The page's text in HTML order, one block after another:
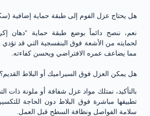
هل يحتاج عزل الفوم إلى طبقة حماية إضافية
نعم، ننصح دائماً بوضع طبقة حماية “دهان
لحمايته من الأشعة فوق البنفسجية التي قد تؤدي
مما يضاعف عمره الافتراضي ويحسن كفاءته.
هل يمكن العزل فوق السيراميك أو البلاط القديم؟
بالتأكيد، نمتلك مواد عزل شفافة أو ملونة ذات
تطبيقها مباشرة فوق البلاط دون الحاجة
سلامة الفواصل ونظافة السطح قبل العمل.